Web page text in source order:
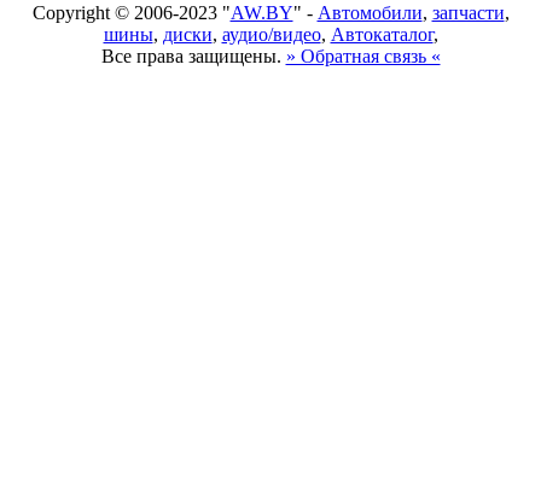
Copyright © 2006-2023 "AW.BY" - Автомобили, запчасти,
шины, диски, аудио/видео, Автокаталог,
Все права защищены. » Обратная связь «